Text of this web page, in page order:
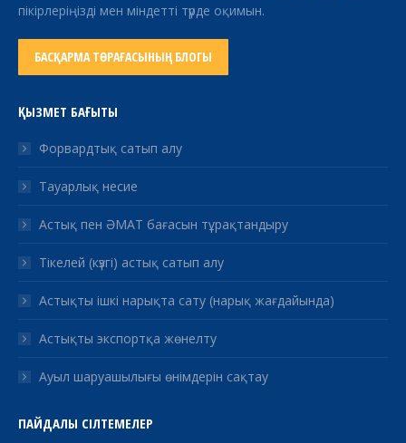
пікірлеріңізді мен міндетті түрде оқимын.
БАСҚАРМА ТӨРАҒАСЫНЫҢ БЛОГЫ
ҚЫЗМЕТ БАҒЫТЫ
Форвардтық сатып алу
Тауарлық несие
Астық пен ӘМАТ бағасын тұрақтандыру
Тікелей (күзгі) астық сатып алу
Астықты ішкі нарықта сату (нарық жағдайында)
Астықты экспортқа жөнелту
Ауыл шаруашылығы өнімдерін сақтау
ПАЙДАЛЫ СІЛТЕМЕЛЕР